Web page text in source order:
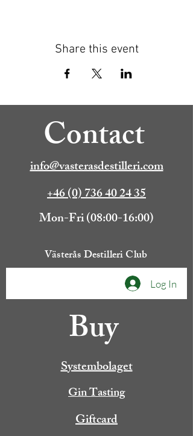
Share this event
Contact
info@vasterasdestilleri.com
+46 (0) 736 40 24 35
Mon-Fri (08:00-16:00)
Västerås Destilleri Club
Log In
Buy
Systembolaget
Gin Tasting
Giftcard